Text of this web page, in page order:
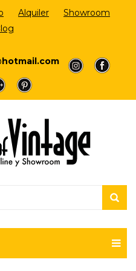
Alquiler
Showroom
a
a
a